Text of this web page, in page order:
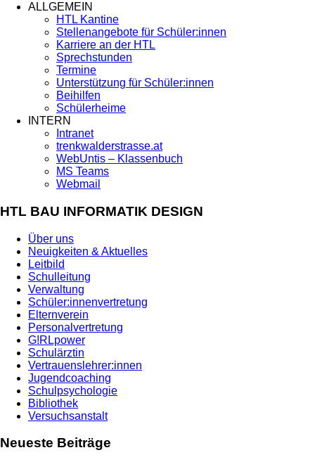
ALLGEMEIN
HTL Kantine
Stellenangebote für Schüler:innen
Karriere an der HTL
Sprechstunden
Termine
Unterstützung für Schüler:innen
Beihilfen
Schülerheime
INTERN
Intranet
trenkwalderstrasse.at
WebUntis – Klassenbuch
MS Teams
Webmail
HTL BAU INFORMATIK DESIGN
Über uns
Neuigkeiten & Aktuelles
Leitbild
Schulleitung
Verwaltung
Schüler:innenvertretung
Elternverein
Personalvertretung
G!RLpower
Schulärztin
Vertrauenslehrer:innen
Jugendcoaching
Schulpsychologie
Bibliothek
Versuchsanstalt
Neueste Beiträge